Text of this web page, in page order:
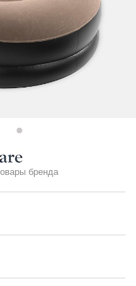
бренда